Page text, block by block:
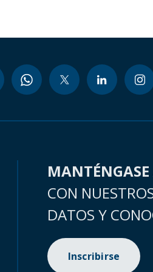
CON
DATOS Y
Inscribirse